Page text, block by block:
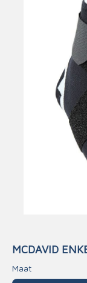
MCDAVID
Maat